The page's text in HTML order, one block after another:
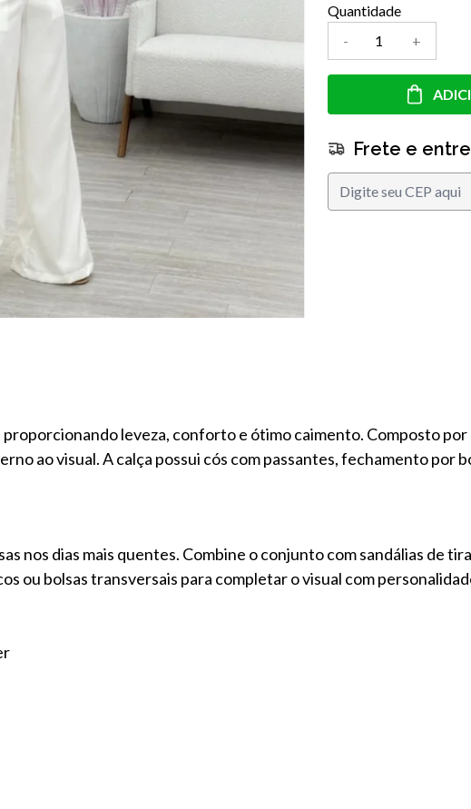
Quantidade
-
+
Frete e
leveza, conforto e ótimo caimento. Composto
ao visual. A calça possui cós com passantes, fechamento por
nos dias mais quentes. Combine o conjunto com sandálias de
ou bolsas transversais para completar o visual com